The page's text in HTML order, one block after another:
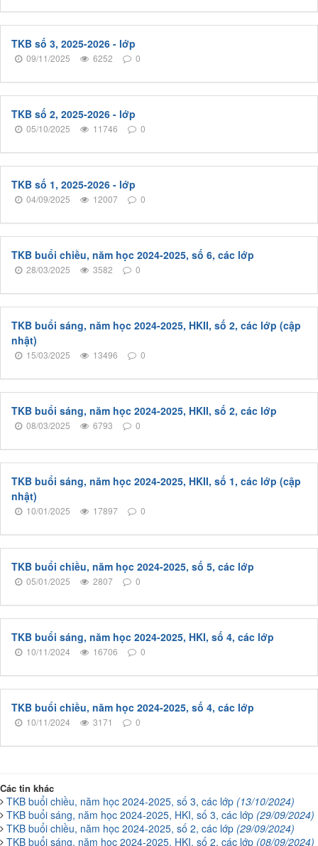
TKB số 3, 2025-2026 - lớp
09/11/2025 6252 0
TKB số 2, 2025-2026 - lớp
05/10/2025 11746 0
TKB số 1, 2025-2026 - lớp
04/09/2025 12007 0
TKB buổi chiều, năm học 2024-2025, số 6, các lớp
28/03/2025 3582 0
TKB buổi sáng, năm học 2024-2025, HKII, số 2, các lớp (cập
nhật)
15/03/2025 13496 0
TKB buổi sáng, năm học 2024-2025, HKII, số 2, các lớp
08/03/2025 6793 0
TKB buổi sáng, năm học 2024-2025, HKII, số 1, các lớp (cập
nhật)
10/01/2025 17897 0
TKB buổi chiều, năm học 2024-2025, số 5, các lớp
05/01/2025 2807 0
TKB buổi sáng, năm học 2024-2025, HKI, số 4, các lớp
10/11/2024 16706 0
TKB buổi chiều, năm học 2024-2025, số 4, các lớp
10/11/2024 3171 0
Các tin khác
TKB buổi chiều, năm học 2024-2025, số 3, các lớp (13/10/2024)
TKB buổi sáng, năm học 2024-2025, HKI, số 3, các lớp (29/09/2024)
TKB buổi chiều, năm học 2024-2025, số 2, các lớp (29/09/2024)
TKB buổi sáng, năm học 2024-2025, HKI, số 2, các lớp (08/09/2024)